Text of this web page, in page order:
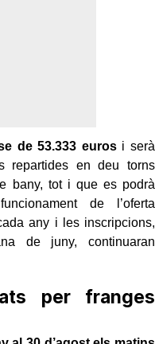
de 53.333 eurosi serà
repartides en deu torns
bany, tot i que es podrà
de l’oferta
any i les inscripcions,
de juny, continuaran
per franges